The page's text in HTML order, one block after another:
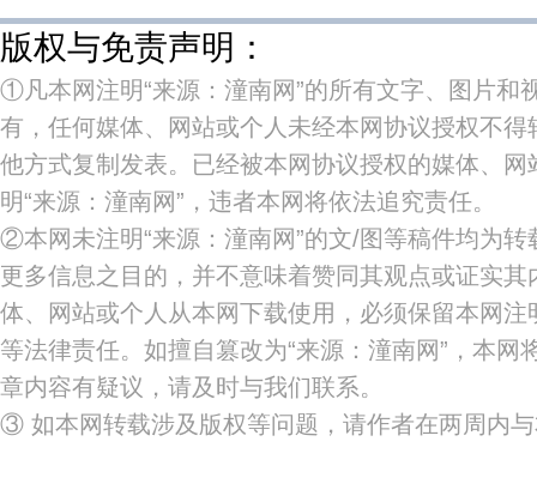
版权与免责声明：
①凡本网注明“来源：潼南网”的所有文字、图片和
有，任何媒体、网站或个人未经本网协议授权不
他方式复制发表。已经被本网协议授权的媒体、
明“来源：潼南网”，违者本网将依法追究责任。
②本网未注明“来源：潼南网”的文/图等稿件均为
更多信息之目的，并不意味着赞同其观点或证实
体、网站或个人从本网下载使用，必须保留本网注
等法律责任。如擅自篡改为“来源：潼南网”，本网
章内容有疑议，请及时与我们联系。
③ 如本网转载涉及版权等问题，请作者在两周内